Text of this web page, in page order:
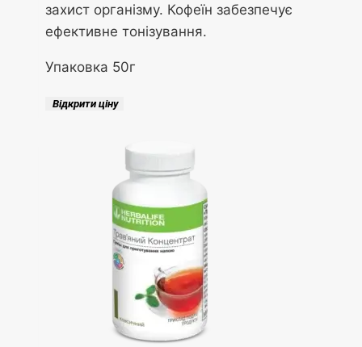
захист організму. Кофеїн забезпечує
ефективне тонізування.
Упаковка 50г
Відкрити ціну